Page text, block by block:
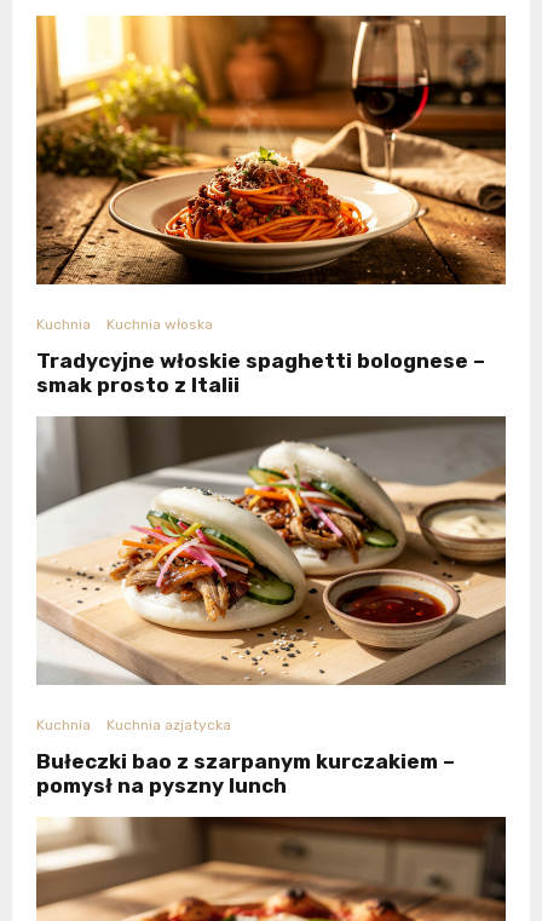
Kuchnia Kuchnia włoska
Tradycyjne włoskie spaghetti bolognese –
smak prosto z Italii
Kuchnia Kuchnia azjatycka
Bułeczki bao z szarpanym kurczakiem –
pomysł na pyszny lunch